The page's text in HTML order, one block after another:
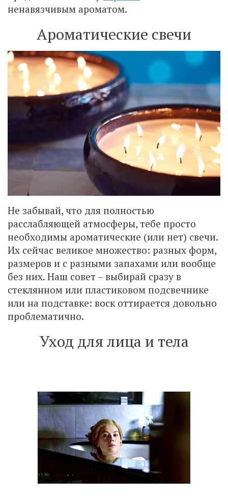
ненавязчивым ароматом.
Ароматические свечи
Не забывай, что для полностью
расслабляющей атмосферы, тебе просто
необходимы ароматические (или нет) свечи.
Их сейчас великое множество: разных форм,
размеров и с разными запахами или вообще
без них. Наш совет – выбирай сразу в
стеклянном или пластиковом подсвечнике
или на подставке: воск оттирается довольно
проблематично.
Уход для лица и тела